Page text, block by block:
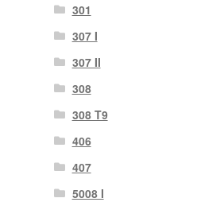
301
307 I
307 II
308
308 T9
406
407
5008 I